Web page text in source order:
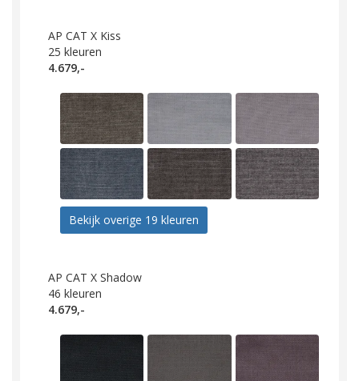
AP CAT X Kiss
25 kleuren
4.679,-
Bekijk overige 19 kleuren
AP CAT X Shadow
46 kleuren
4.679,-